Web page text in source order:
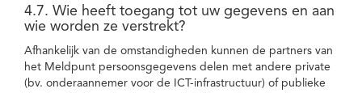
4.7. Wie heeft toegang tot uw gegevens en aan
wie worden ze verstrekt?
Afhankelijk van de omstandigheden kunnen de partners van
het Meldpunt persoonsgegevens delen met andere private
(bv. onderaannemer voor de ICT-infrastructuur) of publieke